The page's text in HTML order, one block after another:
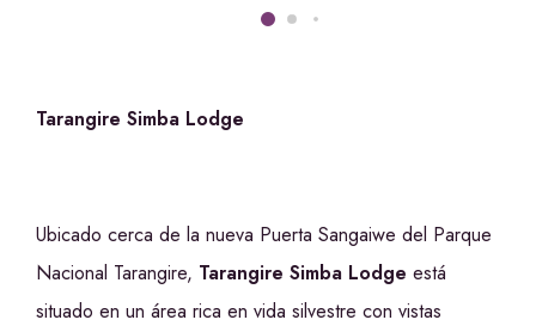
Tarangire Simba Lodge
Ubicado cerca de la nueva Puerta Sangaiwe del Parque
Nacional Tarangire, Tarangire Simba Lodge está
situado en un área rica en vida silvestre con vistas